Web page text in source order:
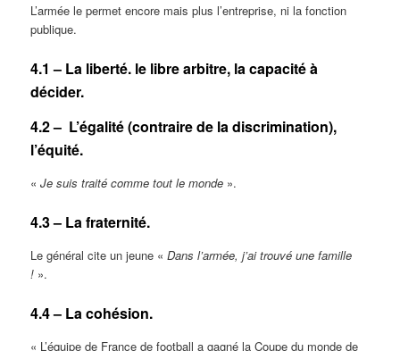
L’armée le permet encore mais plus l’entreprise, ni la fonction
publique.
4.1 – La liberté. le libre arbitre, la capacité à
décider.
4.2 – L’égalité (contraire de la discrimination),
l’équité.
«Je suis traité comme tout le monde ».
4.3 – La fraternité.
Le général cite un jeune «Dans l’armée, j’ai trouvé une famille
! ».
4.4 – La cohésion.
« L’équipe de France de football a gagné la Coupe du monde de